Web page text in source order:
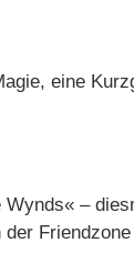
–
der Friendzone